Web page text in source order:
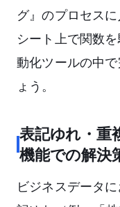
グ』のプロセス
シート上で関数
動化ツールの中
ょう。
表記ゆれ・重
機能での解決
ビジネスデータ